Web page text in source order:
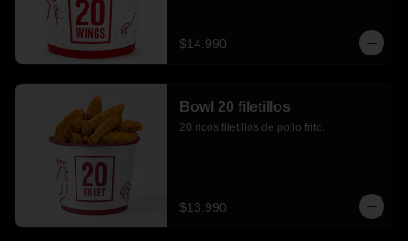
$14.990
Bowl 20 filetillos
20 ricos filetillos de pollo frito.
$13.990